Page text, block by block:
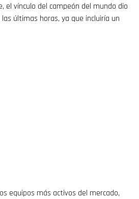
el vínculo del campeón del mundo dio
últimas horas, ya que incluiría un
equipos más activos del mercado,